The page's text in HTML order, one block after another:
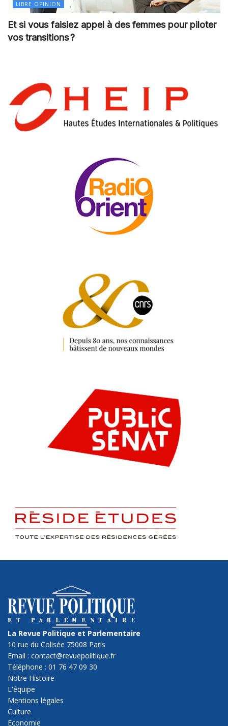
LIBRE OPINION
Et si vous faisiez appel à des femmes pour piloter
vos transitions ?
La Revue Politique et Parlementaire
10 rue du Colisée 75008 Paris
Email : contact@revuepolitique.fr
Téléphone : 01 76 47 09 30
Notre Histoire
L'équipe
Mentions légales
Culture
Economie